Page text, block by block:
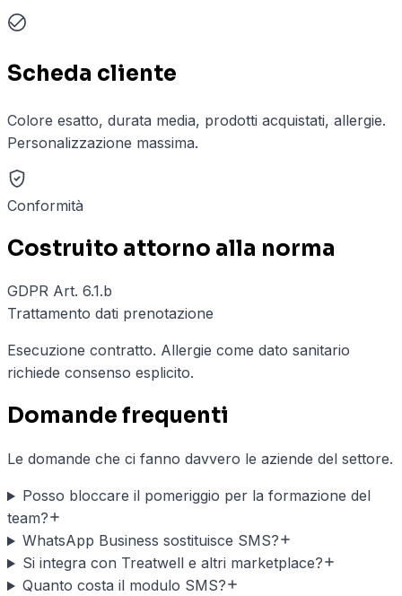
Scheda cliente
Colore esatto, durata media, prodotti acquistati, allergie.
Personalizzazione massima.
Conformità
Costruito attorno alla norma
GDPR Art. 6.1.b
Trattamento dati prenotazione
Esecuzione contratto. Allergie come dato sanitario
richiede consenso esplicito.
Domande frequenti
Le domande che ci fanno davvero le aziende del settore.
Posso bloccare il pomeriggio per la formazione del
team?
WhatsApp Business sostituisce SMS?
Si integra con Treatwell e altri marketplace?
Quanto costa il modulo SMS?